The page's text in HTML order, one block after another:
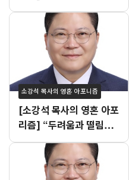
련회는 없었습니다”
소강석 목사의 영혼 아포니즘
[소강석 목사의 영혼 아포
리즘] “두려움과 떨림이
교차하는 시점”